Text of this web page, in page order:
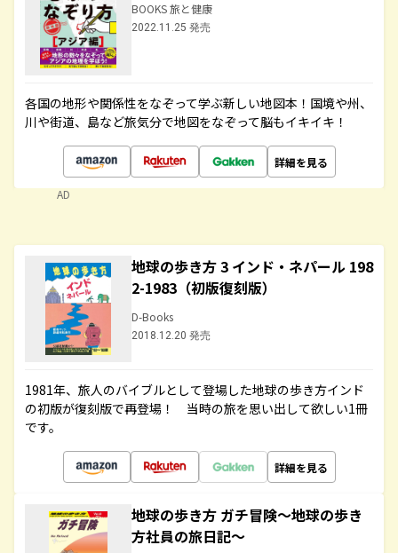
BOOKS 旅と健康
2022.11.25 発売
各国の地形や関係性をなぞって学ぶ新しい地図本！国境や州、
川や街道、島など旅気分で地図をなぞって脳もイキイキ！
詳細を見る
AD
地球の歩き方 3 インド・ネパール 198
2-1983（初版復刻版）
D-Books
2018.12.20 発売
1981年、旅人のバイブルとして登場した地球の歩き方インド
の初版が復刻版で再登場！ 当時の旅を思い出して欲しい1冊
です。
詳細を見る
地球の歩き方 ガチ冒険～地球の歩き
方社員の旅日記～